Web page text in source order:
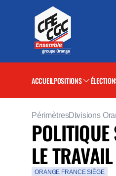
ACCUEILPOSITIONS
PérimètresDivisions
LE
ORANGE FRANCE SIÈGE